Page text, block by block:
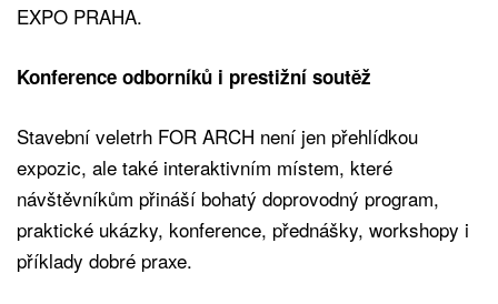
EXPO PRAHA.
Konference odborníků i prestižní soutěž
Stavební veletrh FOR ARCH není jen přehlídkou
expozic, ale také interaktivním místem, které
návštěvníkům přináší bohatý doprovodný program,
praktické ukázky, konference, přednášky, workshopy i
příklady dobré praxe.